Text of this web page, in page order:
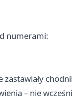
numerami:
– nie